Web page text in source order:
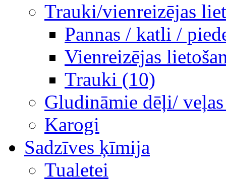
Trauki/vienreizējas
Pannas / katli /
Vienreizējas
Trauki (10)
Gludināmie dēļi/
Karogi
Sadzīves ķīmija
Tualetei